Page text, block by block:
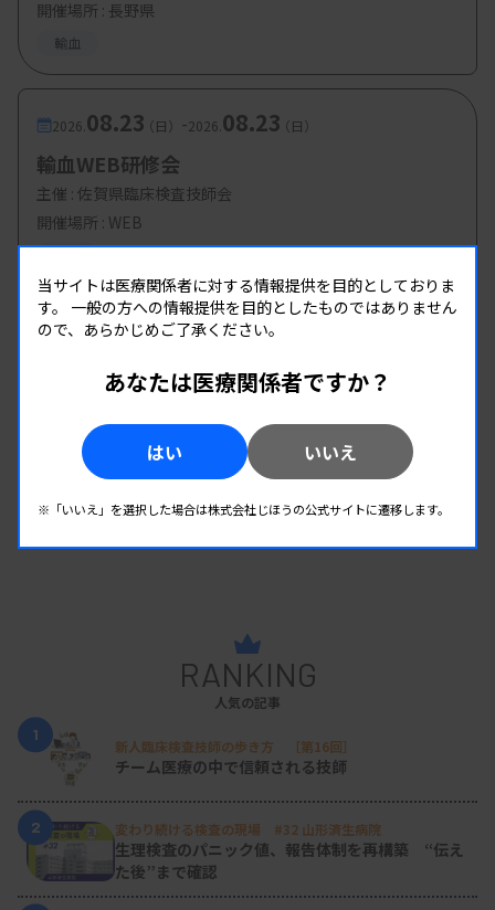
開催場所 : 長野県
輸血
2026. 08.23（日） -2026. 08.23（日）
輸血WEB研修会
主催 : 佐賀県臨床検査技師会
開催場所 : WEB
RANKING
人気の記事
1
新人臨床検査技師の歩き方 ［第16回］
チーム医療の中で信頼される技師
2 変わり続ける検査の現場 #32 山形済生病院
生理検査のパニック値、報告体制を再構築 “伝え
た後”まで確認
当サイトは医療関係者に対する情報提供を目的としておりま
す。 一般の方への情報提供を目的としたものではありません
ので、あらかじめご了承ください。
あなたは医療関係者ですか？
はい いいえ
※「いいえ」を選択した場合は株式会社じほうの公式サイトに遷移します。